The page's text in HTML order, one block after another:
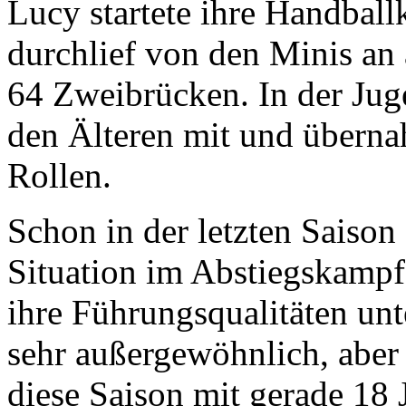
Lucy startete ihre
durchlief von den Minis an
64 Zweibrücken. In der
den Älteren mit und
Rollen.
Schon in der letzten
Situation im
ihre Führungsqualitäten
sehr außergewöhnlich,
diese Saison mit gerade